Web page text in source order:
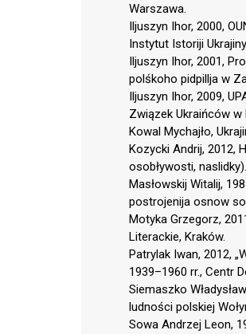
Warszawa.
Iljuszyn Ihor, 2000,
Instytut Istoriji
Iljuszyn Ihor, 2001,
polśkoho pidpillja w
Iljuszyn Ihor, 2009,
Związek Ukraińców w
Kowal Mychajło,
Kozycki Andrij, 2012,
osobływosti,
Masłowskij Witalij,
postrojenija osnow
Motyka Grzegorz,
Literackie, Kraków.
Patrylak Iwan, 2012,
1939–1960 rr., Centr
Siemaszko
ludności polskiej
Sowa Andrzej Leon,